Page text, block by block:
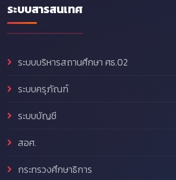
ระบบสารสนเทศ
ระบบบริหารสถานศึกษา ศธ.02
ระบบครุภัณฑ์
ระบบบัญชี
สอศ.
กระทรวงศึกษาธิการ